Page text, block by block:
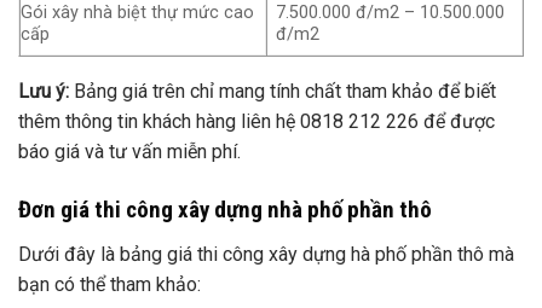
Gói xây nhà biệt thự mức cao
cấp
7.500.000 đ/m2 – 10.500.000
đ/m2
Lưu ý: Bảng giá trên chỉ mang tính chất tham khảo để biết
thêm thông tin khách hàng liên hệ 0818 212 226 để được
báo giá và tư vấn miễn phí.
Đơn giá thi công xây dựng nhà phố phần thô
Dưới đây là bảng giá thi công xây dựng hà phố phần thô mà
bạn có thể tham khảo: